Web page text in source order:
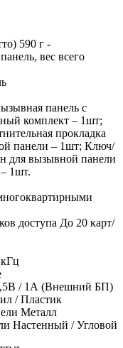
590 г -
вес всего
панель с
комплект – 1шт;
прокладка
панели – 1шт; Ключ/
для вызывной панели
1шт.
доступа До 20 карт/
/ 1А (Внешний БП)
/ Пластик
Металл
Настенный / Угловой